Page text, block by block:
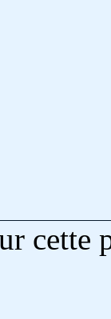
cette